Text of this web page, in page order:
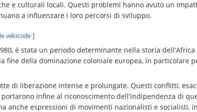
e culturali locali. Questi problemi hanno avuto un
a influenzare i loro percorsi di sviluppo.
wikicode ]
è stata un periodo determinante nella storia
fine della dominazione coloniale europea, in particolare
di liberazione intense e prolungate. Questi conflitti,
infine al riconoscimento dell'indipendenza di
anche espressioni di movimenti nazionalisti e socialisti,